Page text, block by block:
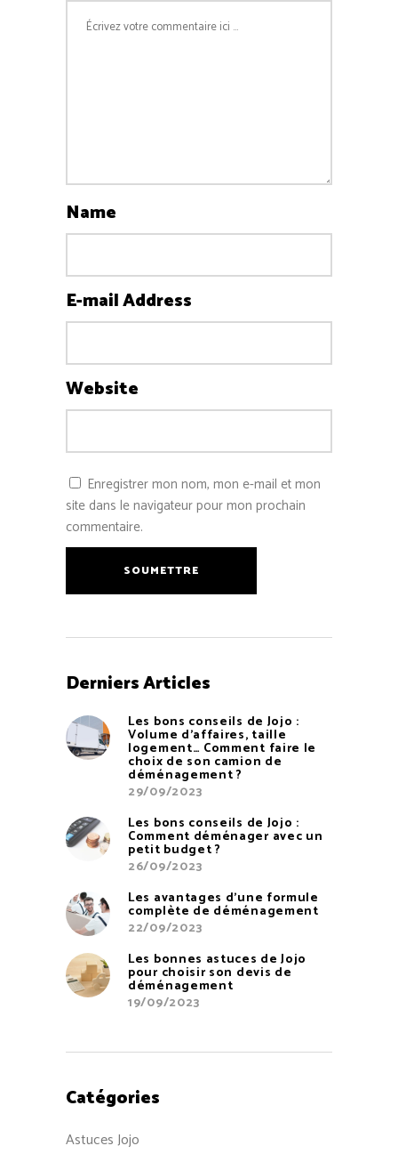
Name
E-mail Address
Website
Enregistrer mon nom, mon e-mail et mon
site dans le navigateur pour mon prochain
commentaire.
SOUMETTRE
Derniers Articles
Les bons conseils de Jojo :
Volume d’affaires, taille
logement… Comment faire le
choix de son camion de
déménagement ?
29/09/2023
Les bons conseils de Jojo :
Comment déménager avec un
petit budget ?
26/09/2023
Les avantages d’une formule
complète de déménagement
22/09/2023
Les bonnes astuces de Jojo
pour choisir son devis de
déménagement
19/09/2023
Catégories
Astuces Jojo